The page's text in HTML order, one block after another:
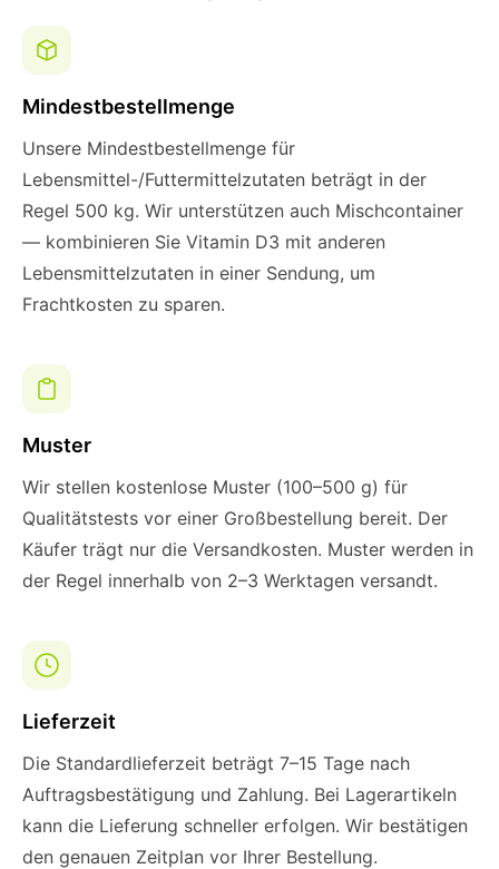
Mindestbestellmenge
Unsere Mindestbestellmenge für
Lebensmittel-/Futtermittelzutaten beträgt in der
Regel 500 kg. Wir unterstützen auch Mischcontainer
— kombinieren Sie Vitamin D3 mit anderen
Lebensmittelzutaten in einer Sendung, um
Frachtkosten zu sparen.
Muster
Wir stellen kostenlose Muster (100–500 g) für
Qualitätstests vor einer Großbestellung bereit. Der
Käufer trägt nur die Versandkosten. Muster werden in
der Regel innerhalb von 2–3 Werktagen versandt.
Lieferzeit
Die Standardlieferzeit beträgt 7–15 Tage nach
Auftragsbestätigung und Zahlung. Bei Lagerartikeln
kann die Lieferung schneller erfolgen. Wir bestätigen
den genauen Zeitplan vor Ihrer Bestellung.